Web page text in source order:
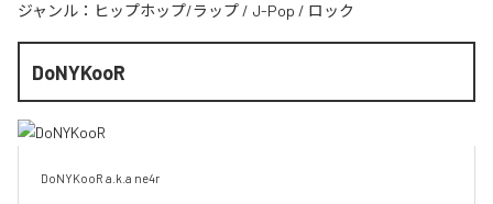
ジャンル： ヒップホップ/ラップ / J-Pop / ロック
DoNYKooR
DoNYKooR a.k.a ne4r